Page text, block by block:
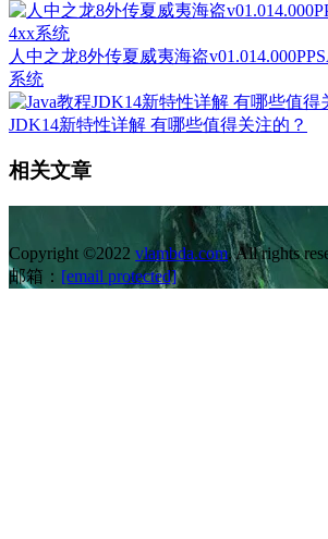
人中之龙8外传夏威夷海盗
系统
JDK14新特性详解 有哪些值得关注的？
相关文章
Copyright ©2022 vlambda.com. All rights
邮箱： [email protected]